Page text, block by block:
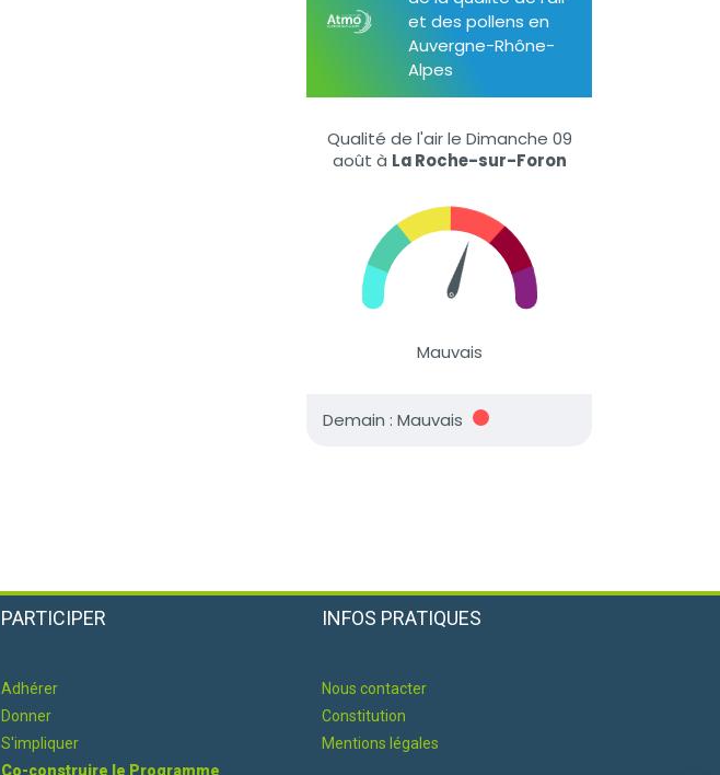
PARTICIPER
Adhérer
Donner
S'impliquer
Co-construire le Programme
INFOS PRATIQUES
Nous contacter
Constitution
Mentions légales